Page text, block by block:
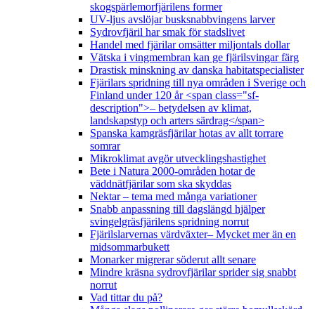
skogspärlemorfjärilens former
UV-ljus avslöjar busksnabbvingens larver
Sydrovfjäril har smak för stadslivet
Handel med fjärilar omsätter miljontals dollar
Vätska i vingmembran kan ge fjärilsvingar färg
Drastisk minskning av danska habitatspecialister
Fjärilars spridning till nya områden i Sverige och
Finland under 120 år <span class="sf-
description">– betydelsen av klimat,
landskapstyp och arters särdrag</span>
Spanska kamgräsfjärilar hotas av allt torrare
somrar
Mikroklimat avgör utvecklingshastighet
Bete i Natura 2000-områden hotar de
väddnätfjärilar som ska skyddas
Nektar – tema med många variationer
Snabb anpassning till dagslängd hjälper
svingelgräsfjärilens spridning norrut
Fjärilslarvernas värdväxter– Mycket mer än en
midsommarbukett
Monarker migrerar söderut allt senare
Mindre kräsna sydrovfjärilar sprider sig snabbt
norrut
Vad tittar du på?